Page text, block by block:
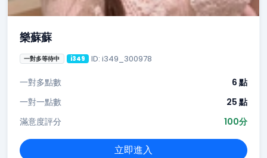
樂蘇蘇
一對多等待中 i349 ID: i349_300978
一對多點數
6 點
一對一點數
25 點
滿意度評分
100分
立即進入